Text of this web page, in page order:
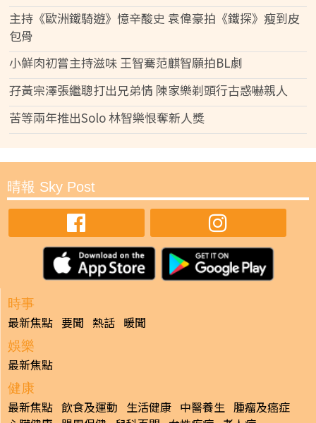
主持《歐洲鐵騎遊》憶辛酸史 袁偉豪拍《鐵探》瘦到皮
包骨
小鮮肉初嘗主持滋味 王智騫范麒智願拍BL劇
孖黃宗澤張繼聰打出兄弟情 陳家樂剃頭行古惑嚇親人
苦等兩年推出Solo 林智樂恨奪新人獎
晴報 Sky Post
時事
最新焦點 要聞 熱話 暖聞
娛樂
最新焦點
健康
最新焦點 飲食及運動 生活健康 中醫養生 腫瘤及癌症